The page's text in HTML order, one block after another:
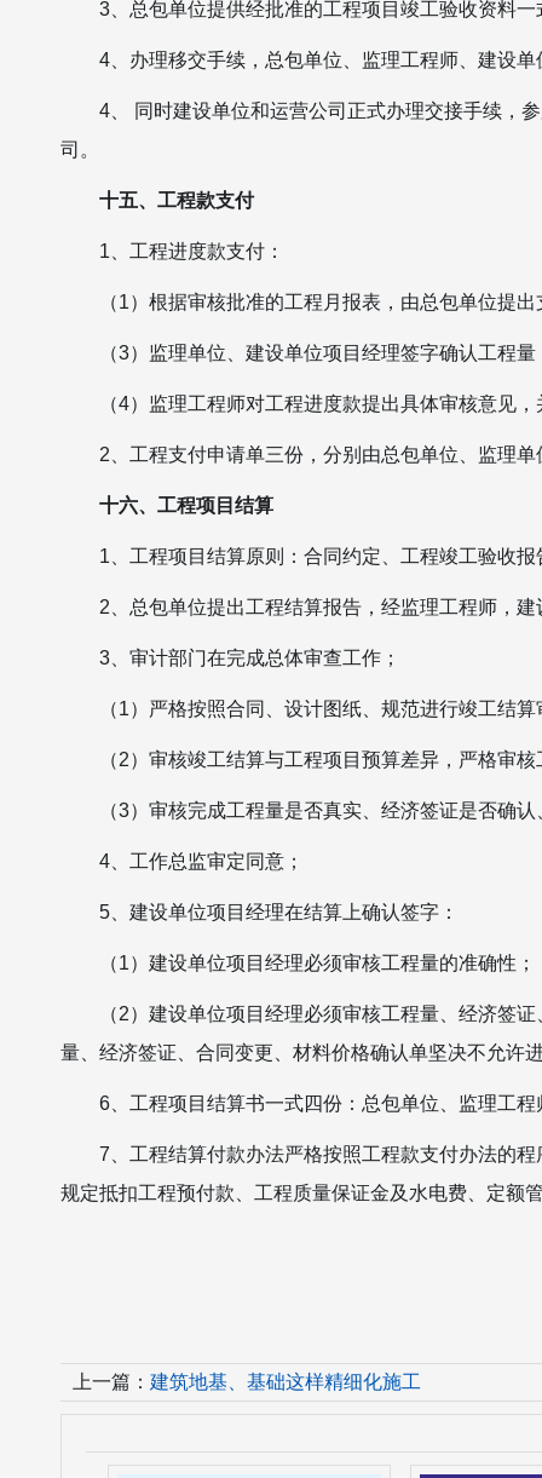
3、总包单位提供经批准的工程项目竣工验收资料一
4、办理移交手续，总包单位、监理工程师、建设
4、 同时建设单位和运营公司正式办理交接手续，
司。
十五、工程款支付
1、工程进度款支付：
（1）根据审核批准的工程月报表，由总包单位提
（3）监理单位、建设单位项目经理签字确认工程
（4）监理工程师对工程进度款提出具体审核意见
2、工程支付申请单三份，分别由总包单位、监理
十六、工程项目结算
1、工程项目结算原则：合同约定、工程竣工验收
2、总包单位提出工程结算报告，经监理工程师，
3、审计部门在完成总体审查工作；
（1）严格按照合同、设计图纸、规范进行竣工结
（2）审核竣工结算与工程项目预算差异，严格审
（3）审核完成工程量是否真实、经济签证是否确
4、工作总监审定同意；
5、建设单位项目经理在结算上确认签字：
（1）建设单位项目经理必须审核工程量的准确性；
（2）建设单位项目经理必须审核工程量、经济签
量、经济签证、合同变更、材料价格确认单坚决不允许
6、工程项目结算书一式四份：总包单位、监理工
7、工程结算付款办法严格按照工程款支付办法的
规定抵扣工程预付款、工程质量保证金及水电费、定额
上一篇： 建筑地基、基础这样精细化施工